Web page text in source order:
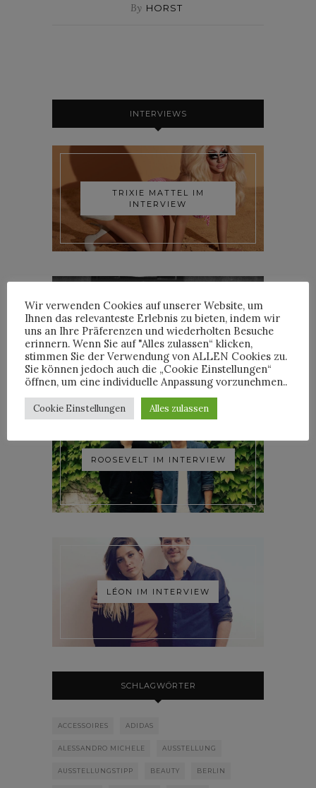
By HORST
INTERVIEWS
TRIXIE MATTEL IM
INTERVIEW
YOANN LEMOINE AKA
WOODKID IM INTERVIEW
ROOSEVELT IM INTERVIEW
LÉON IM INTERVIEW
SCHLAGWÖRTER
ACCESSOIRES ADIDAS
ALESSANDRO MICHELE AUSSTELLUNG
AUSSTELLUNGSTIPP BEAUTY BERLIN
Wir verwenden Cookies auf unserer Website, um
Ihnen das relevanteste Erlebnis zu bieten, indem wir
uns an Ihre Präferenzen und wiederholten Besuche
erinnern. Wenn Sie auf "Alles zulassen“ klicken,
stimmen Sie der Verwendung von ALLEN Cookies zu.
Sie können jedoch auch die „Cookie Einstellungen“
öffnen, um eine individuelle Anpassung vorzunehmen..
Cookie Einstellungen Alles zulassen